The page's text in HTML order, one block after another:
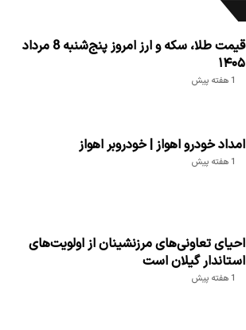
قیمت طلا، سکه و ارز امروز پنج‌شنبه 8 مرداد
۱۴۰۵
1 هفته پیش
امداد خودرو اهواز | خودروبر اهواز
1 هفته پیش
احیای تعاونی‌های مرزنشینان از اولویت‌های
استاندار گیلان است
1 هفته پیش